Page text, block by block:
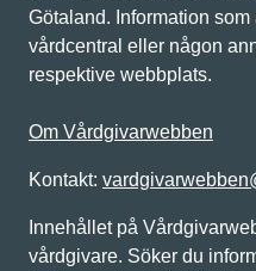
Götaland. Information
vårdcentral eller någon
respektive webbplats.
Om Vårdgivarwebben
Kontakt:
Innehållet på
vårdgivare. Söker du